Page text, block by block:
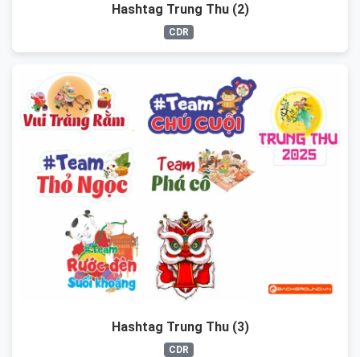
Hashtag Trung Thu (2)
CDR
Hashtag Trung Thu (3)
CDR